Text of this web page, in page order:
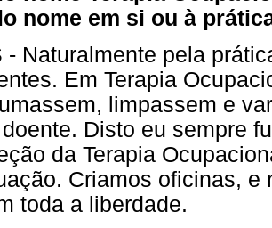
nome em si ou à
- Naturalmente pela
Em Terapia
limpassem e
Disto eu sempre
da Terapia
Criamos oficinas,
toda a liberdade.